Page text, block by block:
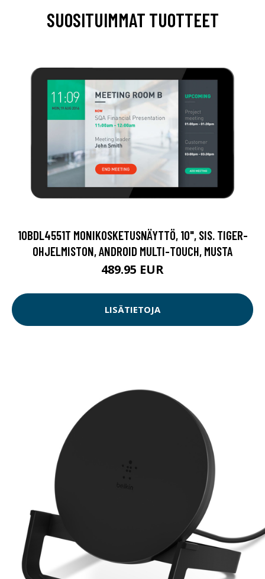
SUOSITUIMMAT TUOTTEET
10BDL4551T MONIKOSKETUSNÄYTTÖ, 10", SIS. TIGER-
OHJELMISTON, ANDROID MULTI-TOUCH, MUSTA
489.95 EUR
LISÄTIETOJA